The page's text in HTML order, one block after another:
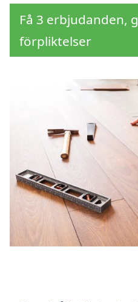
Få 3 erbjudanden,
förpliktelser